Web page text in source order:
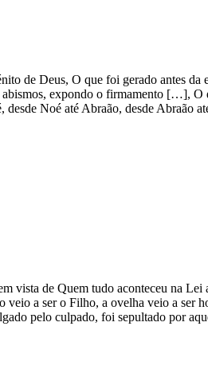
de Deus, O que foi gerado antes
expondo o firmamento […],
Noé até Abraão, desde Abraão
vista de Quem tudo aconteceu na
a ser o Filho, a ovelha veio a ser
pelo culpado, foi sepultado por